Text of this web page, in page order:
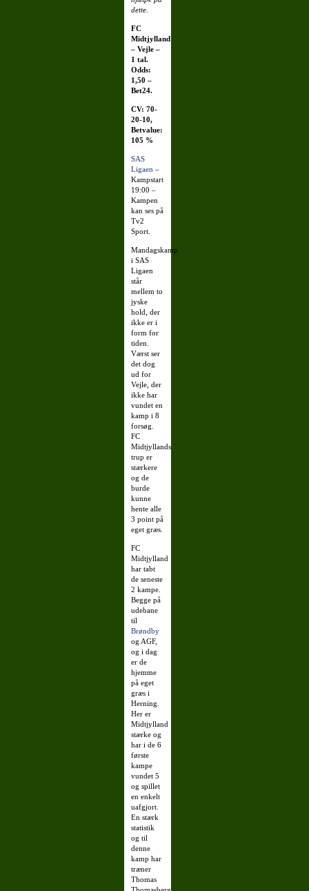
dette.
FC
Midtjylland
– Vejle –
1 tal.
Odds:
1,50 –
Bet24.
CV: 70-
20-10,
Betvalue:
105 %
SAS
Ligaen –
Kampstart
19:00 –
Kampen
kan ses på
Tv2
Sport.
Mandagskamp
i SAS
Ligaen
står
mellem to
jyske
hold, der
ikke er i
form for
tiden.
Værst ser
det dog
ud for
Vejle, der
ikke har
vundet en
kamp i 8
forsøg.
FC
Midtjyllands
trup er
stærkere
og de
burde
kunne
hente alle
3 point på
eget græs.
FC
Midtjylland
har tabt
de seneste
2 kampe.
Begge på
udebane
til
Brøndby
og AGF,
og i dag
er de
hjemme
på eget
græs i
Herning.
Her er
Midtjylland
stærke og
har i de 6
første
kampe
vundet 5
og spillet
en enkelt
uafgjort.
En stærk
statistik
og til
denne
kamp har
træner
Thomas